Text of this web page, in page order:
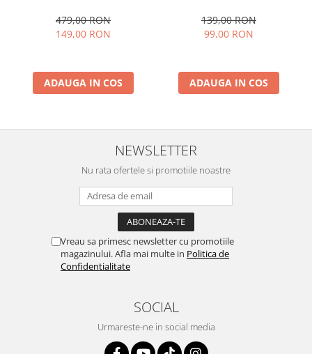
479,00 RON
149,00 RON
ADAUGA IN COS
139,00 RON
99,00 RON
ADAUGA IN COS
NEWSLETTER
Nu rata ofertele si promotiile noastre
Vreau sa primesc newsletter cu promotiile
magazinului. Afla mai multe in Politica de
Confidentialitate
SOCIAL
Urmareste-ne in social media